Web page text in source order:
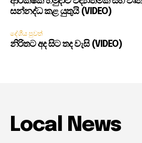
සන්නද්ධ කළ යුතුයි (VIDEO)
දේශීය පුවත්
නිරිතට අද සිට තද වැසි (VIDEO)
Local News